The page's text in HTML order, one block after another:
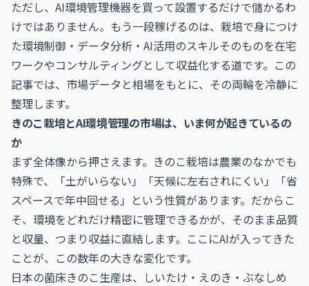
ただし、AI環境管理機器を買って設置するだけで儲かるわ
けではありません。もう一段稼げるのは、栽培で身につけ
た環境制御・データ分析・AI活用のスキルそのものを在宅
ワークやコンサルティングとして収益化する道です。この
記事では、市場データと相場をもとに、その両輪を冷静に
整理します。
きのこ栽培とAI環境管理の市場は、いま何が起きているの
か
まず全体像から押さえます。きのこ栽培は農業のなかでも
特殊で、「土がいらない」「天候に左右されにくい」「省
スペースで年中回せる」という性質があります。だからこ
そ、環境をどれだけ精密に管理できるかが、そのまま品質
と収量、つまり収益に直結します。ここにAIが入ってきた
ことが、この数年の大きな変化です。
日本の菌床きのこ生産は、しいたけ・えのき・ぶなしめ